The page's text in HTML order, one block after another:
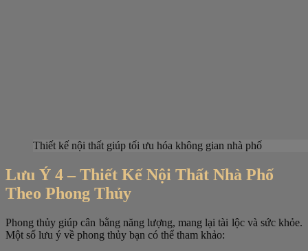
Thiết kế nội thất giúp tối ưu hóa không gian nhà phố
Lưu Ý 4 – Thiết Kế Nội Thất Nhà Phố
Theo Phong Thủy
Phong thủy giúp cân bằng năng lượng, mang lại tài lộc và sức khỏe.
Một số lưu ý về phong thủy bạn có thể tham khảo: